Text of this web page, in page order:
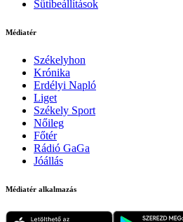
Sütibeállítások
Médiatér
Székelyhon
Krónika
Erdélyi Napló
Liget
Székely Sport
Nőileg
Főtér
Rádió GaGa
Jóállás
Médiatér alkalmazás